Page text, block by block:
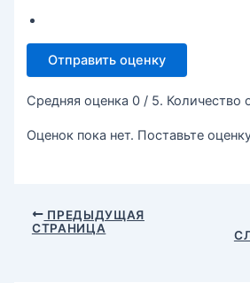
Отправить оценку
Средняя оценка 0 / 5. Количество
Оценок пока нет. Поставьте
ПРЕДЫДУЩАЯ
СТРАНИЦА